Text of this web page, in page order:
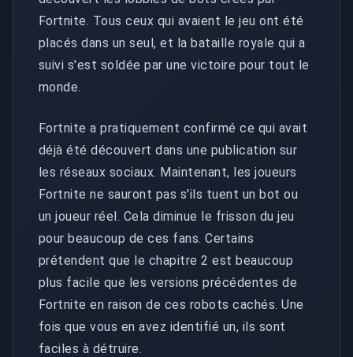
Fortnite. Tous ceux qui avaient le jeu ont été
placés dans un seul, et la bataille royale qui a
suivi s'est soldée par une victoire pour tout le
monde.
Fortnite a pratiquement confirmé ce qui avait
déjà été découvert dans une publication sur
les réseaux sociaux. Maintenant, les joueurs
Fortnite ne sauront pas s'ils tuent un bot ou
un joueur réel. Cela diminue le frisson du jeu
pour beaucoup de ces fans. Certains
prétendent que le chapitre 2 est beaucoup
plus facile que les versions précédentes de
Fortnite en raison de ces robots cachés. Une
fois que vous en avez identifié un, ils sont
faciles à détruire.